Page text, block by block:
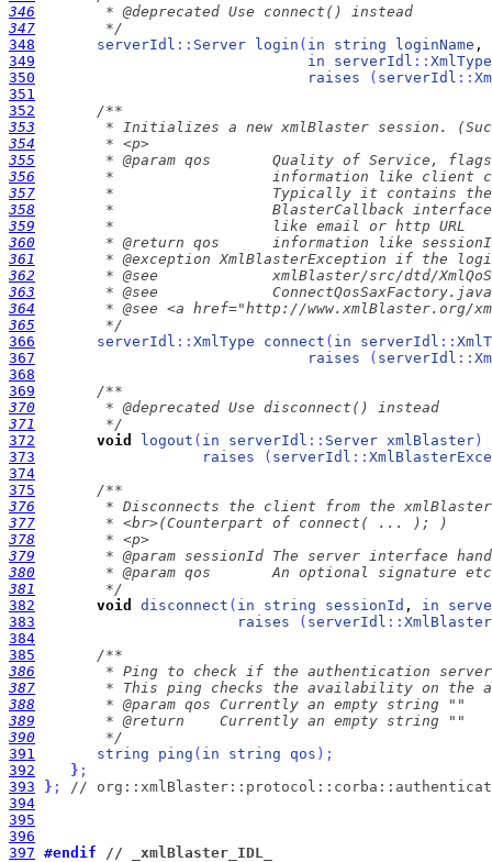
346
347
        */
348
serverIdl : : Server login ( in string loginName ,
349
in serverIdl : : XmlType
350
raises ( serverIdl : :
351
352
353
354
355
356
357
358
359
360
361
362
363
364
365
        */
366
serverIdl : : XmlType connect ( in serverIdl : :
367
raises ( serverIdl : :
368
369
370
371
        */
372
void logout ( in serverIdl : : Server xmlBlaster )
373
raises ( serverIdl : :
374
375
376
377
378
379
380
381
        */
382
void disconnect ( in string sessionId , in
383
raises ( serverIdl : :
384
385
386
387
388
389
390
        */
391
string ping ( in string qos ) ;
392
} ;
393
} ;
//
394
395
396
397 #endif // _xmlBlaster_IDL_